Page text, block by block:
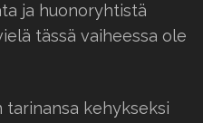
ja huonoryhtistä
tässä vaiheessa ole
kehykseksi